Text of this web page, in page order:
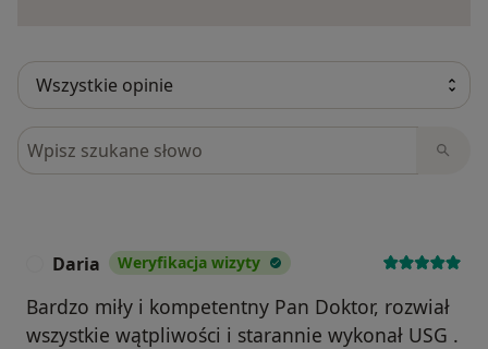
Szukaj w opiniach
Daria Weryfikacja wizyty
Bardzo miły i kompetentny Pan Doktor, rozwiał
wszystkie wątpliwości i starannie wykonał USG .